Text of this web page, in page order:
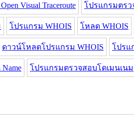
Visual Traceroute โปรแกรมตรว
โปรแกรม WHOIS โหลด WHOIS
ดาวน์โหลดโปรแกรม WHOIS โปรแ
โปรแกรมตรวจสอบโดเมนเนม